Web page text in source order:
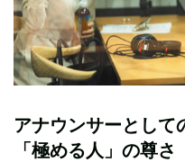
アナウンサーとして
「極める人」の尊さ